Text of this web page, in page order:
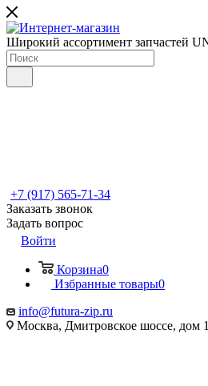
Широкий ассортимент запчастей
+7 (917) 565-71-34
Заказать звонок
Задать вопрос
Войти
Корзина0
Избранные товары0
info@futura-zip.ru
Москва, Дмитровское шоссе, дом